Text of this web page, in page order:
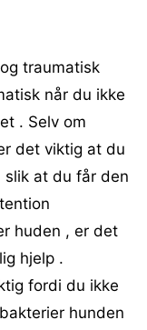
traumatisk
når du ikke
. Selv om
det viktig at du
at du får den
huden , er det
hjelp .
fordi du ikke
hunden